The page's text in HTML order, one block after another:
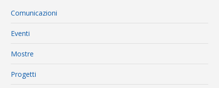
Comunicazioni
Eventi
Mostre
Progetti